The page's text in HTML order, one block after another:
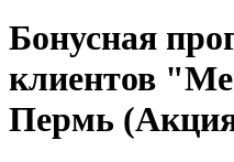
Бонусная
клиентов
Пермь